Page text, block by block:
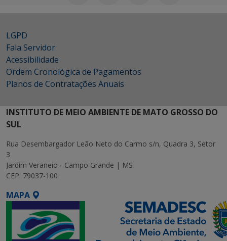
LGPD
Fala Servidor
Acessibilidade
Ordem Cronológica de Pagamentos
Planos de Contratações Anuais
INSTITUTO DE MEIO AMBIENTE DE MATO GROSSO DO
SUL
Rua Desembargador Leão Neto do Carmo s/n, Quadra 3, Setor
3
Jardim Veraneio - Campo Grande | MS
CEP: 79037-100
MAPA